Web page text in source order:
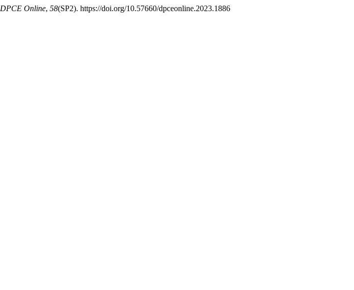
DPCE Online, 58(SP2). https://doi.org/10.57660/dpceonline.2023.1886